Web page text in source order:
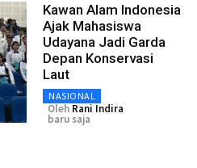
Kawan Alam Indonesia
Ajak Mahasiswa
Udayana Jadi Garda
Depan Konservasi
Laut
NASIONAL
Oleh Rani Indira
baru saja